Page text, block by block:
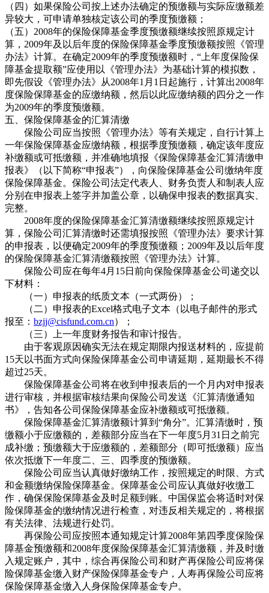
（四）如果保险公司按上述办法确定的预缴额与实际应缴额差
异较大，可申请单独核定该公司的季度预缴额；
（五）2008年的保险保障基金季度预缴额继续按照原规定计
算，2009年及以后年度的保险保障基金季度预缴额按照《管理
办法》计算。在确定2009年的季度预缴额时，“上年度保险保
障基金提取额”应使用以《管理办法》为基础计算的模拟数，
即先假设《管理办法》从2008年1月1日起施行，计算出2008年
度保险保障基金的应缴纳额，然后以此应缴纳额的四分之一作
为2009年的季度预缴额。
五、保险保障基金的汇算清缴
保险公司应当按照《管理办法》等有关规定，自行计算上
一年保险保障基金应缴纳额，根据季度预缴额，确定该年度应
补缴额或可抵缴额，并准确地填报《保险保障基金汇算清缴申
报表》（以下简称“申报表”），向保险保障基金公司缴纳年度
保险保障基金。保险公司法定代表人、财务负责人和制表人应
分别在申报表上签字并加盖公章，以确保申报表的数据真实、
完整。
2008年度的保险保障基金汇算清缴额继续按照原规定计
算，保险公司汇算清缴时还需填报按照《管理办法》要求计算
的申报表，以便确定2009年的季度预缴额；2009年及以后年度
的保险保障基金汇算清缴额按照《管理办法》计算。
保险公司应在每年4月15日前向保险保障基金公司递交以
下材料：
（一）申报表的纸质文本（一式两份）；
（二）申报表的Excel格式电子文本（以电子邮件的形式
报至： bzjj@cisfund.com.cn）；
（三）上一年度财务报告和审计报告。
由于客观原因确实无法在规定期限内报送材料的，应提前
15天以书面方式向保险保障基金公司申请延期，延期最长不得
超过25天。
保险保障基金公司将在收到申报表后的一个月内对申报表
进行审核，并根据审核结果向保险公司发送《汇算清缴通知
书》，告知各公司保险保障基金应补缴额或可抵缴额。
保险保障基金汇算清缴额计算到“角分”。汇算清缴时，预
缴额小于应缴额的，差额部分应当在下一年度5月31日之前完
成补缴；预缴额大于应缴额的，差额部分（即可抵缴额）应当
依次抵缴下一年度二、三、四季度的预缴额。
保险公司应当认真做好缴纳工作，按照规定的时限、方式
和金额缴纳保险保障基金。保障基金公司应认真做好收缴工
作，确保保险保障基金及时足额到账。中国保监会将适时对保
险保障基金的缴纳情况进行检查，对违反相关规定的，将根据
有关法律、法规进行处罚。
再保险公司应按照本通知规定计算2008年第四季度保险保
障基金预缴额和2008年度保险保障基金汇算清缴额，并及时缴
入规定账户，其中，综合再保险公司和财产再保险公司应将保
险保障基金缴入财产保险保障基金专户，人寿再保险公司应将
保险保障基金缴入人身保险保障基金专户。